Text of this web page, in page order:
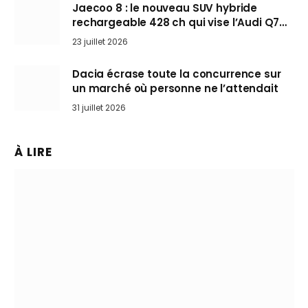
Jaecoo 8 : le nouveau SUV hybride
rechargeable 428 ch qui vise l’Audi Q7
arrive en Europe cet automne
23 juillet 2026
Dacia écrase toute la concurrence sur
un marché où personne ne l’attendait
31 juillet 2026
À LIRE